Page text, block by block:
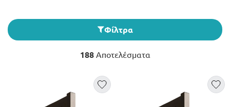
Φίλτρα
188Αποτελέσματα